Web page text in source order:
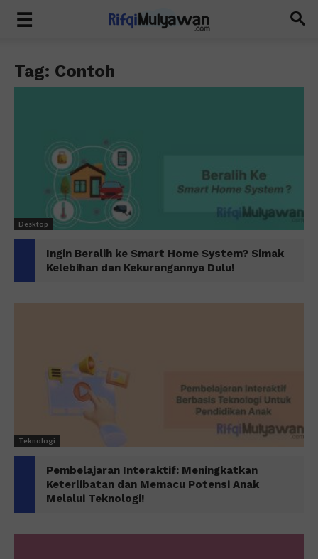
Tag: Contoh
Desktop
Ingin Beralih ke Smart Home System? Simak
Kelebihan dan Kekurangannya Dulu!
Teknologi
Pembelajaran Interaktif: Meningkatkan
Keterlibatan dan Memacu Potensi Anak
Melalui Teknologi!